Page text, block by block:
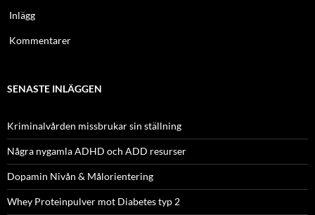
Inlägg
Kommentarer
SENASTE INLÄGGEN
Kriminalvården missbrukar sin ställning
Några nygamla ADHD och ADD resurser
Dopamin Nivån & Målorientering
Whey Proteinpulver mot Diabetes typ 2